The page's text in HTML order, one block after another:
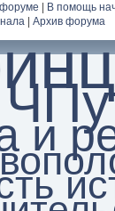
В помощь
| Архив форума
и